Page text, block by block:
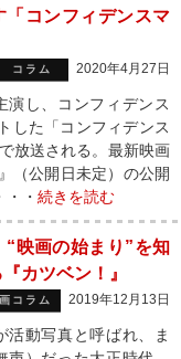
「コンフィデンスマ
コラム 2020年4月27日
し、コンフィデンス
した「コンフィデンス
放送される。最新映画
（公開日未定）の公開
・ 続きを読む
“映画の始まり”を知
カツベン！』
コラム 2019年12月13日
動写真と呼ばれ、ま